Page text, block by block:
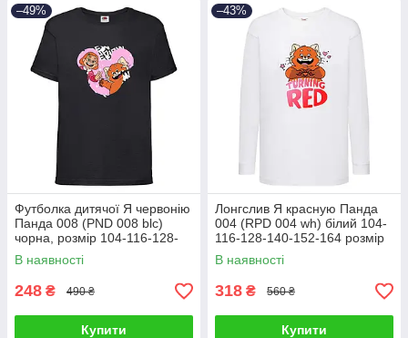
–49%
Футболка дитячої Я червонію
Панда 008 (PND 008 blc)
чорна, розмір 104-116-128-
140-152-164 см
В наявності
248 ₴ 490 ₴
Купити
–43%
Лонгслив Я красную Панда
004 (RPD 004 wh) білий 104-
116-128-140-152-164 розмір
В наявності
318 ₴ 560 ₴
Купити